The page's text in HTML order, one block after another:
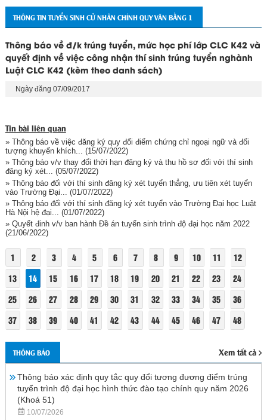
THÔNG TIN TUYỂN SINH CỬ NHÂN CHÍNH QUY VĂN BẰNG 1
Thông báo về đ/k trúng tuyển, mức học phí lớp CLC K42 và
quyết định về việc công nhận thí sinh trúng tuyển nghành
Luật CLC K42 (kèm theo danh sách)
Ngày đăng 07/09/2017
Tin bài liên quan
» Thông báo về việc đăng ký quy đổi điểm chứng chỉ ngoại ngữ và đối
tượng khuyến khích...
(15/07/2022)
» Thông báo v/v thay đổi thời hạn đăng ký và thu hồ sơ đối với thí sinh
đăng ký xét... (05/07/2022)
» Thông báo đối với thí sinh đăng ký xét tuyển thẳng, ưu tiên xét tuyển
vào Trường Đại...
(01/07/2022)
» Thông báo đối với thí sinh đăng ký xét tuyển vào Trường Đại học Luật
Hà Nội hệ đại... (01/07/2022)
» Quyết đinh v/v ban hành Đề án tuyển sinh trình độ đại học năm 2022
(21/06/2022)
1 2 3 4 5 6 7 8 9 10 11
12
13
14 15 16 17 18 19 20 21 22 23
24
25
26 27 28 29 30 31 32 33 34 35
36
37
38 39 40 41 42 43 44 45 46 47 48
THÔNG BÁO Xem tất cả
Thông báo xác định quy tắc quy đổi tương đương điểm trúng
tuyển trình độ đại học hình thức đào tạo chính quy năm 2026
(Khoá 51)
10/07/2026